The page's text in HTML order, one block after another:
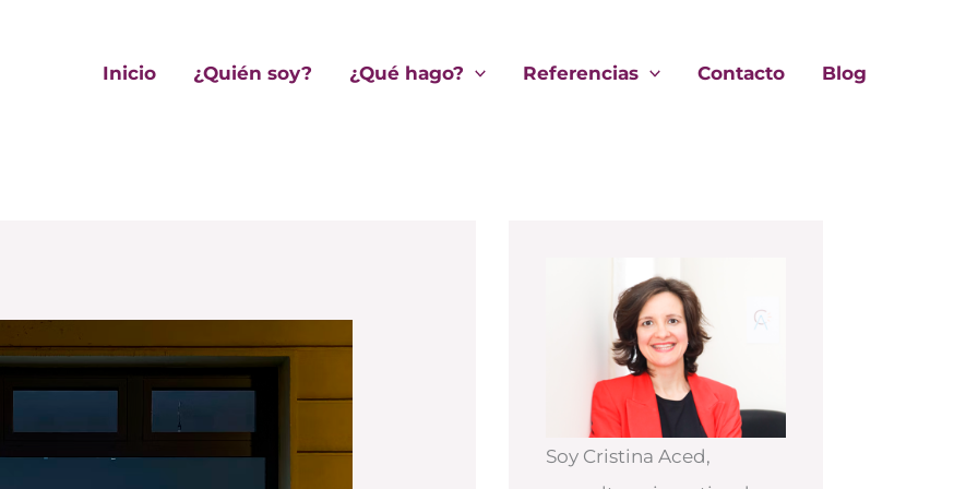
Inicio ¿Quién soy? ¿Qué hago? Referencias Contacto Blog
Soy Cristina Aced,